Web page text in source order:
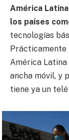
América
los países
tecnologías
Prácticamente
América
ancha móvil, y
tiene ya un